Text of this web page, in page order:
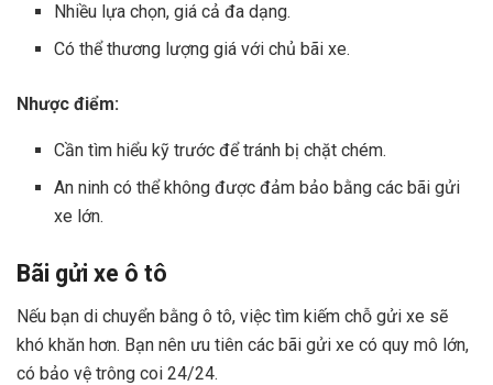
Nhiều lựa chọn, giá cả đa dạng.
Có thể thương lượng giá với chủ bãi xe.
Nhược điểm:
Cần tìm hiểu kỹ trước để tránh bị chặt chém.
An ninh có thể không được đảm bảo bằng các bãi gửi
xe lớn.
Bãi gửi xe ô tô
Nếu bạn di chuyển bằng ô tô, việc tìm kiếm chỗ gửi xe sẽ
khó khăn hơn. Bạn nên ưu tiên các bãi gửi xe có quy mô lớn,
có bảo vệ trông coi 24/24.